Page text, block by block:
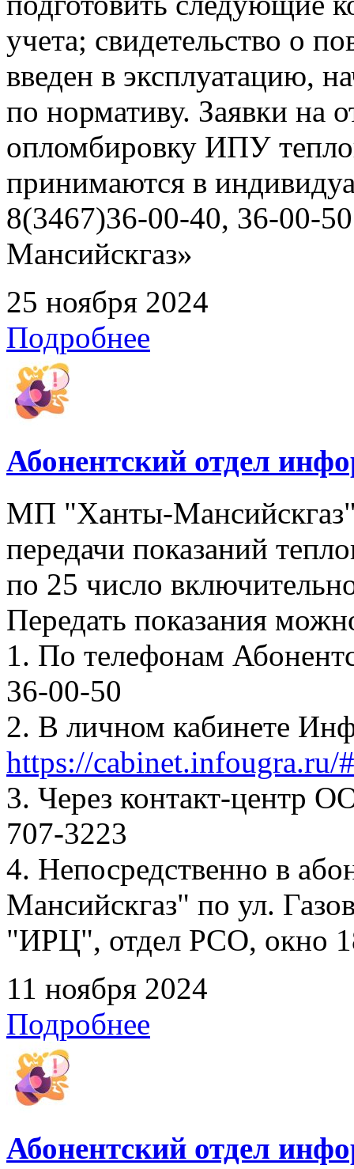
учета; свидетельство о
введен в эксплуатацию,
по нормативу. Заявки на
опломбировку ИПУ
принимаются в
8(3467)36-00-40, 36-00-
Мансийскгаз»
25 ноября 2024
Подробнее
Абонентский отдел
МП "Ханты-Мансийскгаз"
передачи показаний
по 25 число
Передать показания
1. По телефонам
36-00-50
2. В личном кабинете
https://cabinet.infougra.ru/
3. Через контакт-центр
707-3223
4. Непосредственно в
Мансийскгаз" по ул.
"ИРЦ", отдел РСО, окно
11 ноября 2024
Подробнее
Абонентский отдел